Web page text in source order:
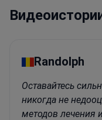
Университета
Тайской
“IT-врач нового
больниц”.
Randolph
Оставайтесь
никогда не
методов лечения